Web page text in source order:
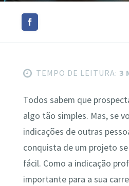
TEMPO DE LEITURA: 3
Todos sabem que
algo tão simples. Mas, se
indicações de outras
conquista de um projeto
fácil. Como a indicação
importante para a sua